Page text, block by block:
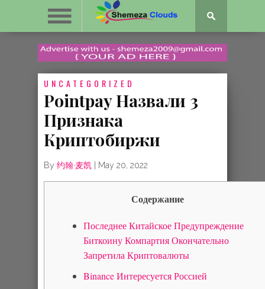
UNCATEGORIZED
Pointpay Назвали 3
Признака
Криптобиржи
By 约翰·麦凯 May 20, 2022
Содержание
Последнее Китайское Предупреждение
Биткоину Компартия Окончательно
Запретила Криптовалюты
Binance Интересуется Россией